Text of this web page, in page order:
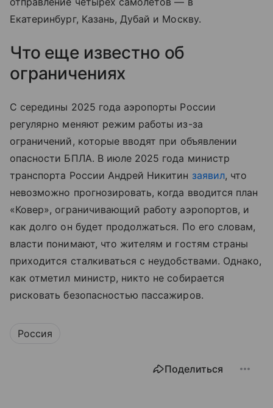
Екатеринбург, Казань, Дубай и Москву.
Что еще известно об
ограничениях
С середины 2025 года аэропорты России
регулярно меняют режим работы из-за
ограничений, которые вводят при объявлении
опасности БПЛА. В июле 2025 года министр
транспорта России Андрей Никитин заявил, что
невозможно прогнозировать, когда вводится план
«Ковер», ограничивающий работу аэропортов, и
как долго он будет продолжаться. По его словам,
власти понимают, что жителям и гостям страны
приходится сталкиваться с неудобствами. Однако,
как отметил министр, никто не собирается
рисковать безопасностью пассажиров.
Россия
Поделиться